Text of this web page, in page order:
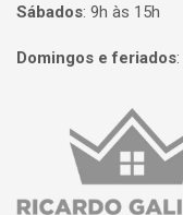
Sábados: 9h às 15h
Domingos e feriados:
Página inicial